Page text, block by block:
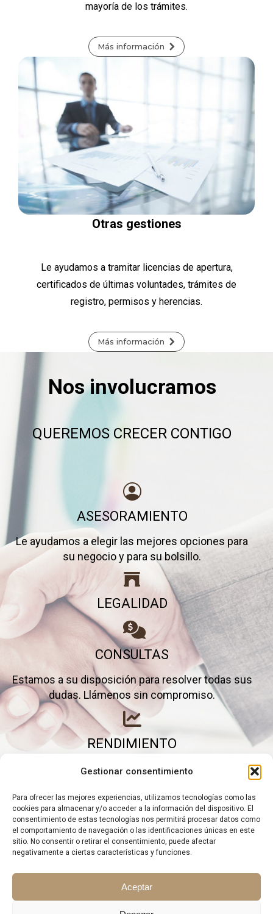
Gestionar consentimiento
Para ofrecer las mejores experiencias, utilizamos tecnologías como las
cookies para almacenar y/o acceder a la información del dispositivo. El
consentimiento de estas tecnologías nos permitirá procesar datos como
el comportamiento de navegación o las identificaciones únicas en este
sitio. No consentir o retirar el consentimiento, puede afectar
negativamente a ciertas características y funciones.
Aceptar
mayoría de los trámites.
Más información
Otras gestiones
Le ayudamos a tramitar licencias de apertura,
certificados de últimas voluntades, trámites de
registro, permisos y herencias.
Más información
Nos involucramos
QUEREMOS CRECER CONTIGO
ASESORAMIENTO
Le ayudamos a elegir las mejores opciones para
su negocio y para su bolsillo.
LEGALIDAD
CONSULTAS
Estamos a su disposición para resolver todas sus
dudas. Llámenos sin compromiso.
RENDIMIENTO
Elimine gastos inútiles y saque el máximo partido a